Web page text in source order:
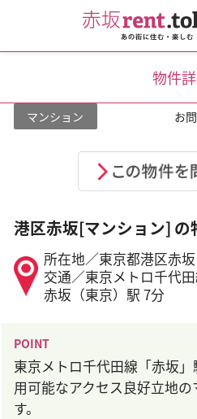
物件
港区赤坂[マンション] の
所在地／東京都港区赤
交通／東京メトロ千代
赤坂（東京）駅 7分
マンション お
POINT
東京メトロ千代田線「赤坂
用可能なアクセス良好立地
す。